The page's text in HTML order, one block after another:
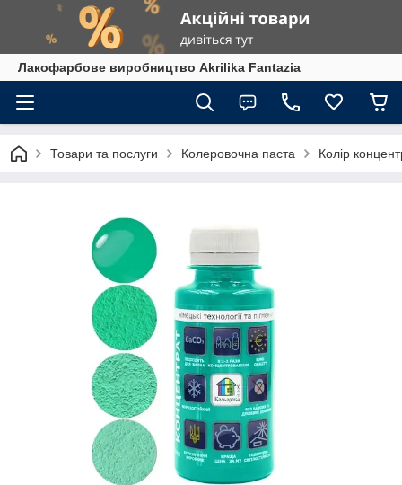
Лакофарбове виробництво Akrilika Fantazia
Товари та послуги Колеровочна паста Колір